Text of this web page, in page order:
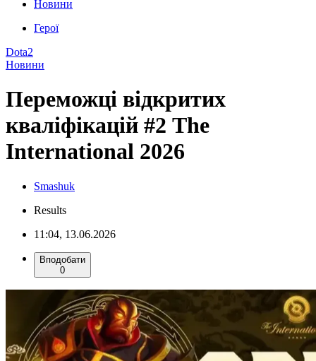
Новини
Герої
Dota2
Новини
Переможці відкритих
кваліфікацій #2 The
International 2026
Smashuk
Results
11:04, 13.06.2026
Вподобати
0